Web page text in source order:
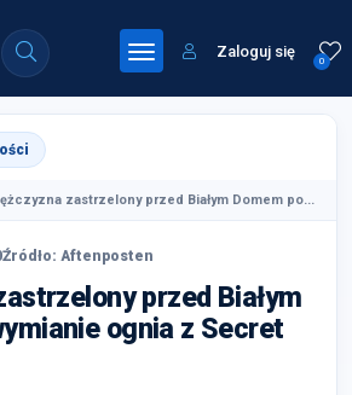
0
Zaloguj się
zastrzelony przed Białym Domem po...
Źródło: Aftenposten
przed Białym
ognia z Secret